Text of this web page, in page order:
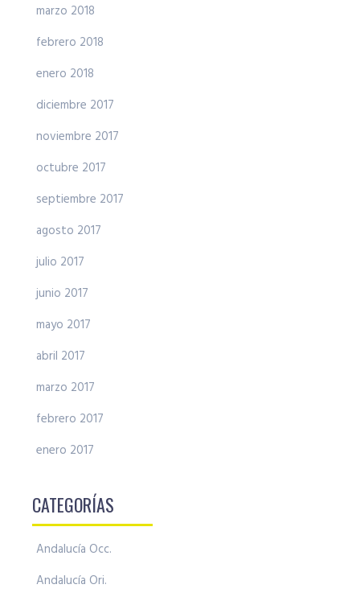
marzo 2018
febrero 2018
enero 2018
diciembre 2017
noviembre 2017
octubre 2017
septiembre 2017
agosto 2017
julio 2017
junio 2017
mayo 2017
abril 2017
marzo 2017
febrero 2017
enero 2017
CATEGORÍAS
Andalucía Occ.
Andalucía Ori.